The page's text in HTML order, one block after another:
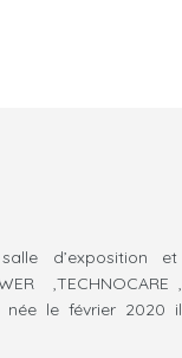
d’exposition et
,TECHNOCARE ,
née le février 2020 il